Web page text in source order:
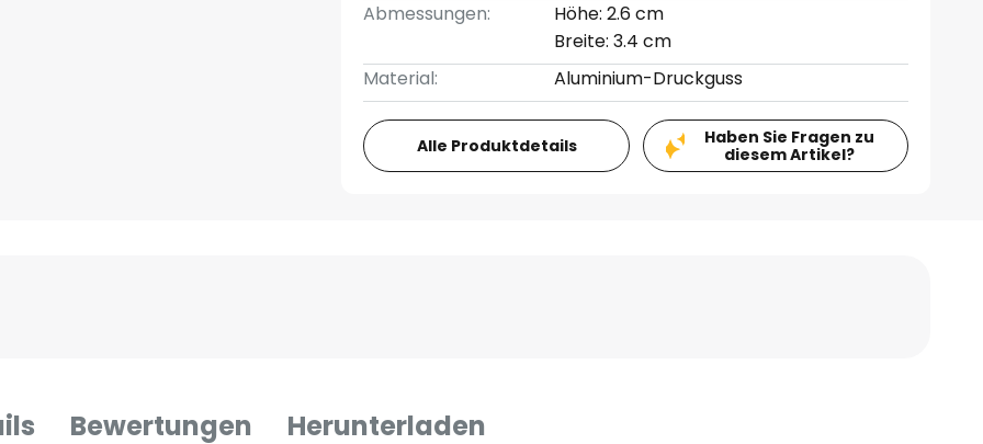
Abmessungen:
Höhe: 2.6 cm
Breite: 3.4 cm
Material:
Aluminium-Druckguss
Alle Produktdetails
Haben Sie Fragen zu
diesem Artikel?
Bewertungen Herunterladen